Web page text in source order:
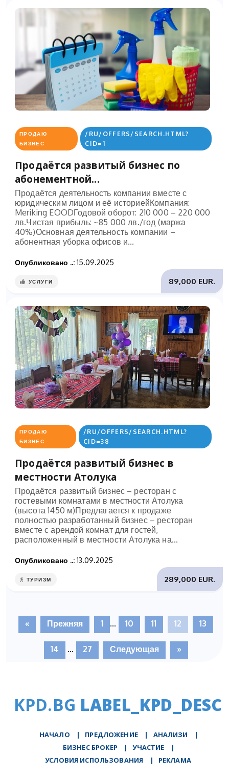
ПРОДАЮ
БИЗНЕС
/RU/OFFERS/SEARCH.HTML?
CID=1
Продаётся развитый бизнес по
абонементной...
Продаётся деятельность компании вместе с
юридическим лицом и её историейКомпания:
Meriking EOODГодовой оборот: 210 000 – 220 000
лв.Чистая прибыль: ~85 000 лв./год (маржа
40%)Основная деятельность компании –
абонентная уборка офисов и...
Опубликовано ..: 15.09.2025
89,000 EUR.
УСЛУГИ
ПРОДАЮ
БИЗНЕС
/RU/OFFERS/SEARCH.HTML?
CID=38
Продаётся развитый бизнес в
местности Атолука
Продаётся развитый бизнес – ресторан с
гостевыми комнатами в местности Атолука
(высота 1450 м)Предлагается к продаже
полностью разработанный бизнес – ресторан
вместе с арендой комнат для гостей,
расположенный в местности Атолука на...
Опубликовано ..: 13.09.2025
289,000 EUR.
ТУРИЗМ
« Прежняя 1 ... 10 11 12 13
14 ... 27 Следующая »
KPD.BG LABEL_KPD_DESC
НАЧАЛО | ПРЕДЛОЖЕНИЕ | АНАЛИЗИ
|
БИЗНЕС БРОКЕР
| УЧАСТИЕ
|
УСЛОВИЯ ИСПОЛЬЗОВАНИЯ
| РЕКЛАМА